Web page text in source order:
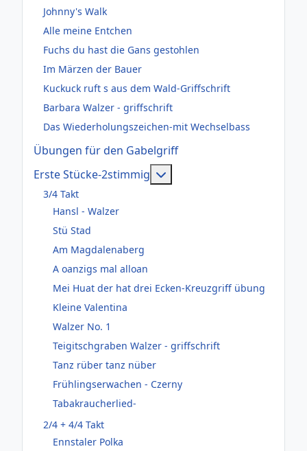
Johnny's Walk
Alle meine Entchen
Fuchs du hast die Gans gestohlen
Im Märzen der Bauer
Kuckuck ruft s aus dem Wald-Griffschrift
Barbara Walzer - griffschrift
Das Wiederholungszeichen-mit Wechselbass
Übungen für den Gabelgriff
Erste Stücke-2stimmig
3/4 Takt
Hansl - Walzer
Stü Stad
Am Magdalenaberg
A oanzigs mal alloan
Mei Huat der hat drei Ecken-Kreuzgriff übung
Kleine Valentina
Walzer No. 1
Teigitschgraben Walzer - griffschrift
Tanz rüber tanz nüber
Frühlingserwachen - Czerny
Tabakraucherlied-
2/4 + 4/4 Takt
Ennstaler Polka